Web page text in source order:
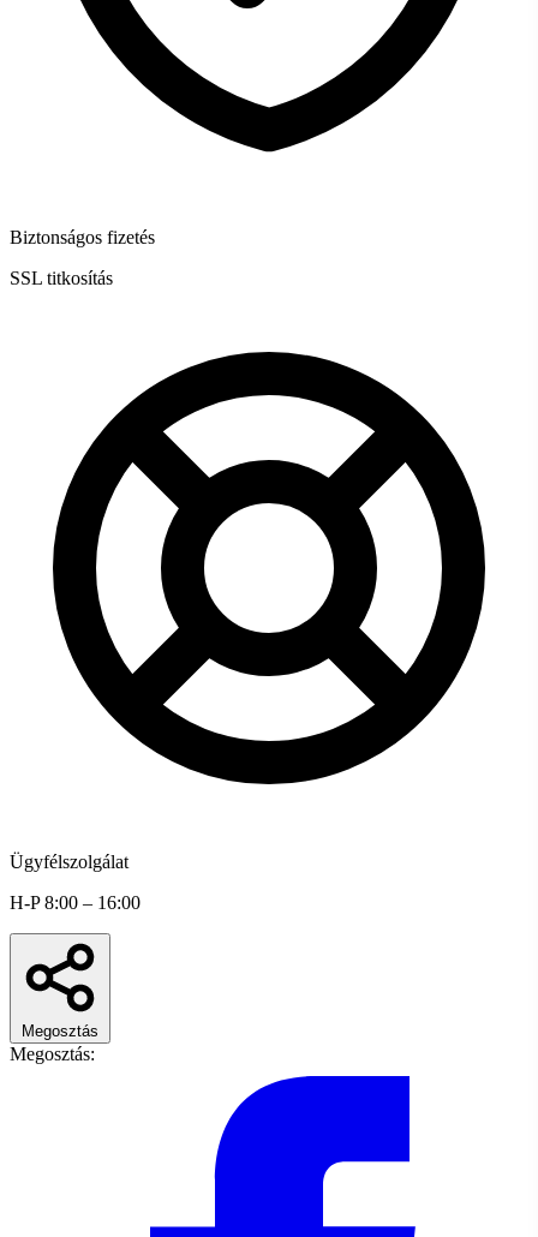
Biztonságos fizetés
SSL titkosítás
Ügyfélszolgálat
H-P 8:00 – 16:00
Megosztás
Megosztás: